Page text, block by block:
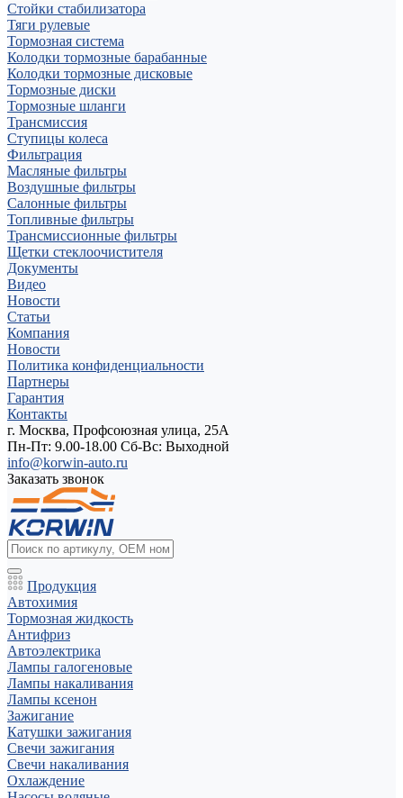
Стойки стабилизатора
Тяги рулевые
Тормозная система
Колодки тормозные барабанные
Колодки тормозные дисковые
Тормозные диски
Тормозные шланги
Трансмиссия
Ступицы колеса
Фильтрация
Масляные фильтры
Воздушные фильтры
Салонные фильтры
Топливные фильтры
Трансмиссионные фильтры
Щетки стеклоочистителя
Документы
Видео
Новости
Статьи
Компания
Новости
Политика конфиденциальности
Партнеры
Гарантия
Контакты
г. Москва, Профсоюзная улица, 25А
Пн-Пт: 9.00-18.00 Cб-Вс: Выходной
info@korwin-auto.ru
Заказать звонок
Продукция
Автохимия
Тормозная жидкость
Антифриз
Автоэлектрика
Лампы галогеновые
Лампы накаливания
Лампы ксенон
Зажигание
Катушки зажигания
Свечи зажигания
Свечи накаливания
Охлаждение